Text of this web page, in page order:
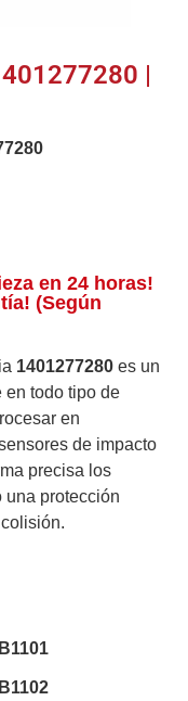
|
en 24 horas!
(Según
1401277280 es un
en todo tipo de
en
de impacto
precisa los
una protección
B1101
B1102